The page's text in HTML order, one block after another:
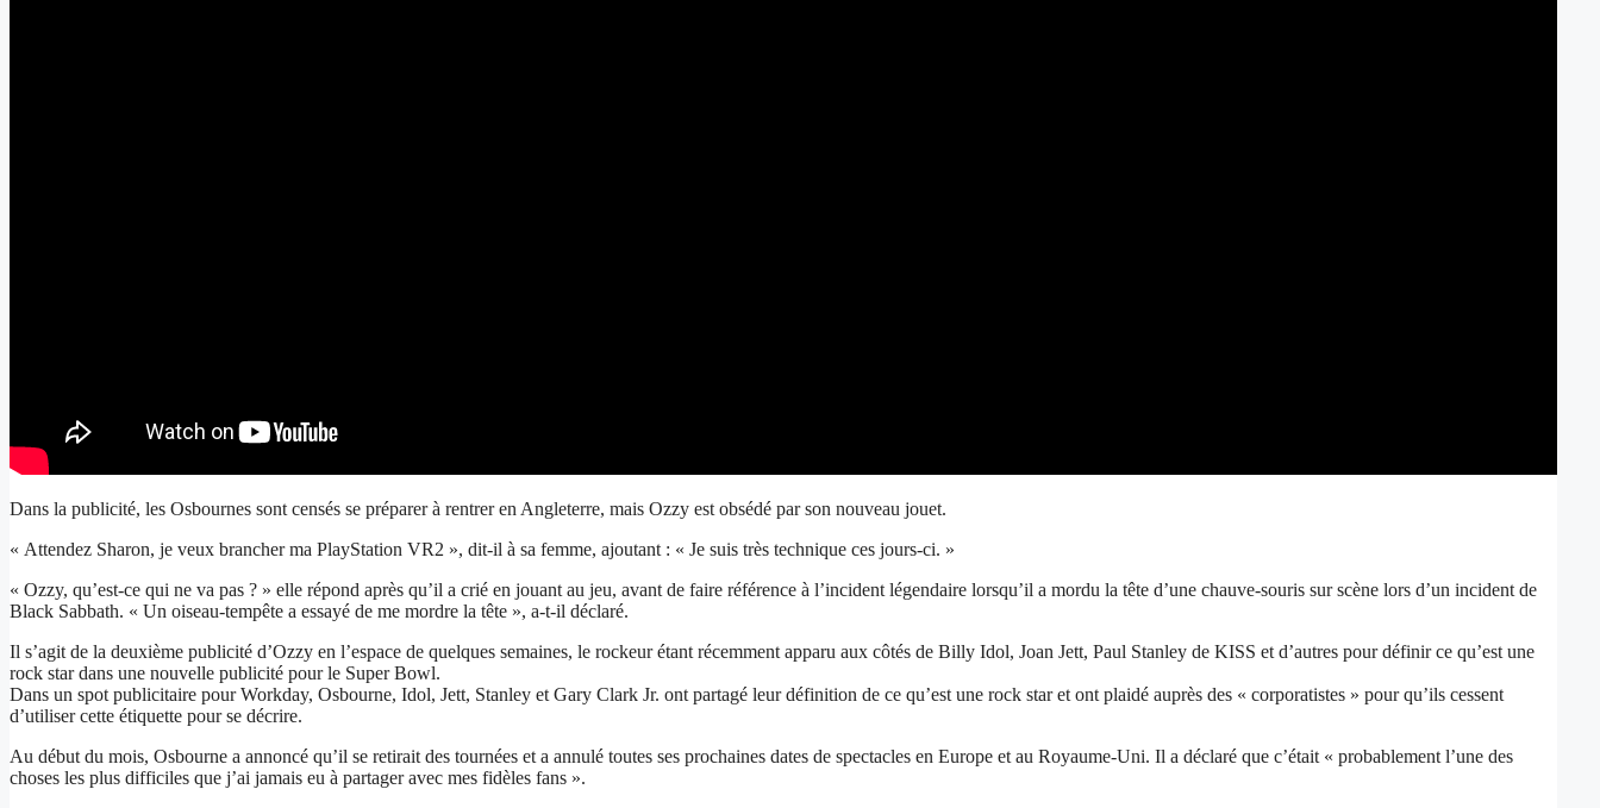
Dans la publicité, les Osbournes sont censés se préparer à rentrer en Angleterre, mais Ozzy est obsédé par son nouveau jouet.
« Attendez Sharon, je veux brancher ma PlayStation VR2 », dit-il à sa femme, ajoutant : « Je suis très technique ces jours-ci. »
« Ozzy, qu’est-ce qui ne va pas ? » elle répond après qu’il a crié en jouant au jeu, avant de faire référence à l’incident légendaire lorsqu’il a mordu la tête d’une chauve-souris sur scène lors d’un incident de
Black Sabbath. « Un oiseau-tempête a essayé de me mordre la tête », a-t-il déclaré.
Il s’agit de la deuxième publicité d’Ozzy en l’espace de quelques semaines, le rockeur étant récemment apparu aux côtés de Billy Idol, Joan Jett, Paul Stanley de KISS et d’autres pour définir ce qu’est une
rock star dans une nouvelle publicité pour le Super Bowl.
Dans un spot publicitaire pour Workday, Osbourne, Idol, Jett, Stanley et Gary Clark Jr. ont partagé leur définition de ce qu’est une rock star et ont plaidé auprès des « corporatistes » pour qu’ils cessent
d’utiliser cette étiquette pour se décrire.
Au début du mois, Osbourne a annoncé qu’il se retirait des tournées et a annulé toutes ses prochaines dates de spectacles en Europe et au Royaume-Uni. Il a déclaré que c’était « probablement l’une des
choses les plus difficiles que j’ai jamais eu à partager avec mes fidèles fans ».